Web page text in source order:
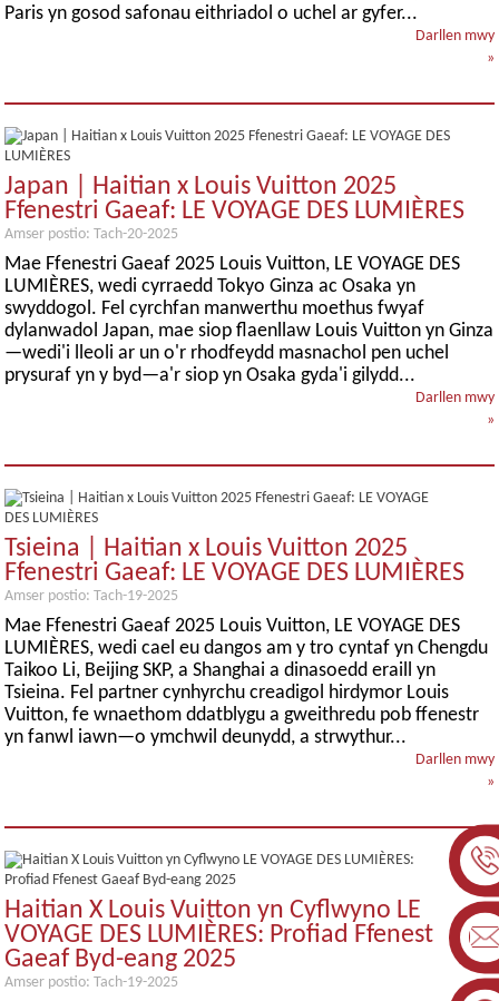
Paris yn gosod safonau eithriadol o uchel ar gyfer...
Darllen mwy
»
Japan | Haitian x Louis Vuitton 2025
Ffenestri Gaeaf: LE VOYAGE DES LUMIÈRES
Amser postio: Tach-20-2025
Mae Ffenestri Gaeaf 2025 Louis Vuitton, LE VOYAGE DES
LUMIÈRES, wedi cyrraedd Tokyo Ginza ac Osaka yn
swyddogol. Fel cyrchfan manwerthu moethus fwyaf
dylanwadol Japan, mae siop flaenllaw Louis Vuitton yn Ginza
—wedi'i lleoli ar un o'r rhodfeydd masnachol pen uchel
prysuraf yn y byd—a'r siop yn Osaka gyda'i gilydd...
Darllen mwy
»
Tsieina | Haitian x Louis Vuitton 2025
Ffenestri Gaeaf: LE VOYAGE DES LUMIÈRES
Amser postio: Tach-19-2025
Mae Ffenestri Gaeaf 2025 Louis Vuitton, LE VOYAGE DES
LUMIÈRES, wedi cael eu dangos am y tro cyntaf yn Chengdu
Taikoo Li, Beijing SKP, a Shanghai a dinasoedd eraill yn
Tsieina. Fel partner cynhyrchu creadigol hirdymor Louis
Vuitton, fe wnaethom ddatblygu a gweithredu pob ffenestr
yn fanwl iawn—o ymchwil deunydd, a strwythur...
Darllen mwy
»
Haitian X Louis Vuitton yn Cyflwyno LE
VOYAGE DES LUMIÈRES: Profiad Ffenest
Gaeaf Byd-eang 2025
Amser postio: Tach-19-2025